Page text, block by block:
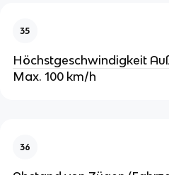
35
Höchstgeschwindigkeit
Max. 100 km/h
36